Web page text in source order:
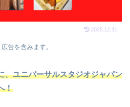
2025.12.31
告を含みます。
、ユニバーサルスタジオジャパン
！